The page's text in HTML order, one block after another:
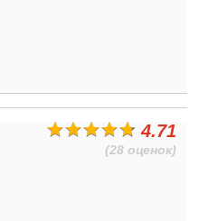
4.71
(28 оценок)